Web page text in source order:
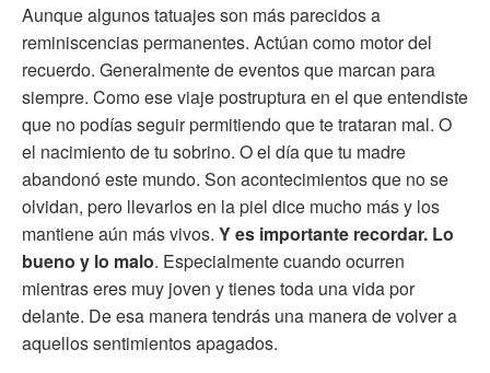
Aunque algunos tatuajes son más parecidos a
reminiscencias permanentes. Actúan como motor del
recuerdo. Generalmente de eventos que marcan para
siempre. Como ese viaje postruptura en el que entendiste
que no podías seguir permitiendo que te trataran mal. O
el nacimiento de tu sobrino. O el día que tu madre
abandonó este mundo. Son acontecimientos que no se
olvidan, pero llevarlos en la piel dice mucho más y los
mantiene aún más vivos. Y es importante recordar. Lo
bueno y lo malo. Especialmente cuando ocurren
mientras eres muy joven y tienes toda una vida por
delante. De esa manera tendrás una manera de volver a
aquellos sentimientos apagados.